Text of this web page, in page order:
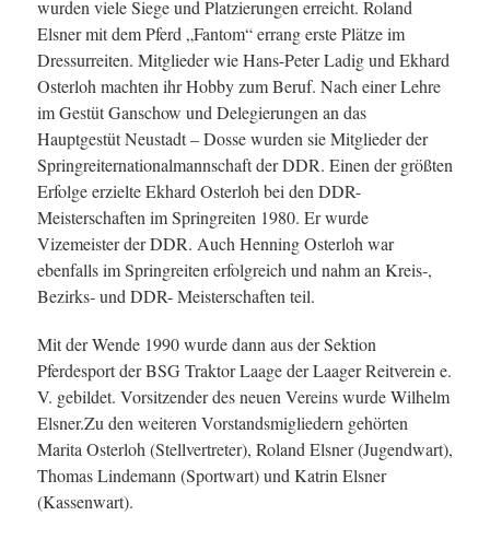
wurden viele Siege und Platzierungen erreicht. Roland
Elsner mit dem Pferd „Fantom“ errang erste Plätze im
Dressurreiten. Mitglieder wie Hans-Peter Ladig und Ekhard
Osterloh machten ihr Hobby zum Beruf. Nach einer Lehre
im Gestüt Ganschow und Delegierungen an das
Hauptgestüt Neustadt – Dosse wurden sie Mitglieder der
Springreiternationalmannschaft der DDR. Einen der größten
Erfolge erzielte Ekhard Osterloh bei den DDR-
Meisterschaften im Springreiten 1980. Er wurde
Vizemeister der DDR. Auch Henning Osterloh war
ebenfalls im Springreiten erfolgreich und nahm an Kreis-,
Bezirks- und DDR- Meisterschaften teil.
Mit der Wende 1990 wurde dann aus der Sektion
Pferdesport der BSG Traktor Laage der Laager Reitverein e.
V. gebildet. Vorsitzender des neuen Vereins wurde Wilhelm
Elsner.Zu den weiteren Vorstandsmigliedern gehörten
Marita Osterloh (Stellvertreter), Roland Elsner (Jugendwart),
Thomas Lindemann (Sportwart) und Katrin Elsner
(Kassenwart).